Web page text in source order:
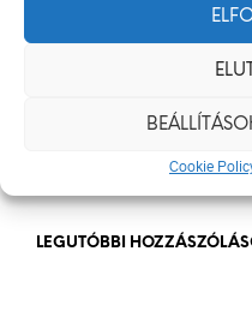
Cookie
A Biztonságos
A Munkavédelmi
LEGUTÓBBI